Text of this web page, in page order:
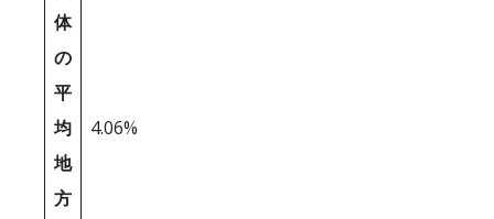
体
の
平
均
地
方
4.06%